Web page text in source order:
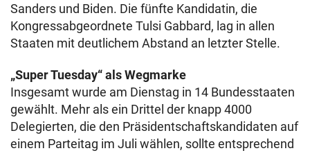
Sanders und Biden. Die fünfte Kandidatin, die
Kongressabgeordnete Tulsi Gabbard, lag in allen
Staaten mit deutlichem Abstand an letzter Stelle.
„Super Tuesday“ als Wegmarke
Insgesamt wurde am Dienstag in 14 Bundesstaaten
gewählt. Mehr als ein Drittel der knapp 4000
Delegierten, die den Präsidentschaftskandidaten auf
einem Parteitag im Juli wählen, sollte entsprechend